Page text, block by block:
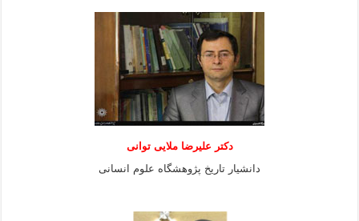
دكتر عليرضا ملايى توانی
دانشيار تاريخ پژوهشگاه علوم انسانی